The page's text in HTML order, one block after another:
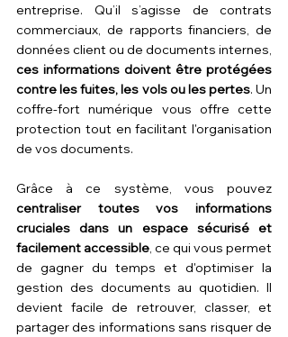
entreprise. Qu’il s’agisse de contrats
commerciaux, de rapports financiers, de
ces informations doivent être protégées
contre les fuites, les vols ou les pertes. Un
coffre-fort numérique vous offre cette
protection tout en facilitant l'organisation
de vos documents.
centraliser toutes vos informations
cruciales dans un espace sécurisé et
facilement accessible, ce qui vous permet
de gagner du temps et d'optimiser la
gestion des documents au quotidien. Il
devient facile de retrouver, classer, et
partager des informations sans risquer de